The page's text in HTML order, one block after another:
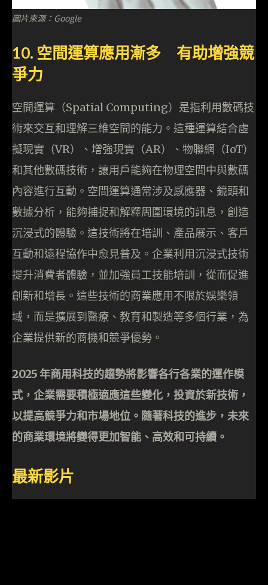
圖片來源：Google
10. 空間運算應用漸多 有助增強競
爭力
空間運算（Spatial Computing）是指利用數碼技
術來交互和理解三維空間的能力。這種運算結合虛
擬現實（VR）、增強現實（AR）、物聯網（IoT）
和其他數碼技術，讓用戶能夠在物理空間中與數碼
內容進行互動。空間運算通常涉及感應器、鏡頭和
數據分析，能夠捕捉和解釋周圍環境的訊息，創造
沉浸式的體驗。這技術將在培訓、產品展示、客戶
互動和遠程協作中愈見普及。企業利用沉浸式技術
提升消費者體驗，並加強員工技能培訓，從而促進
創新和增長。這些技術的商業應用不限於娛樂領
域，而是擴展到醫療、教育和製造等多個行業，為
企業提供新的商機和競爭優勢。
2025 年商用科技的趨勢將影響各行各業的運作模
式，企業需要積極適應這些變化，投資於新技術，
以提高競爭力和市場地位。隨著科技的進步，未來
的商業環境將變得更加智能、高效和可持續。
最新影片